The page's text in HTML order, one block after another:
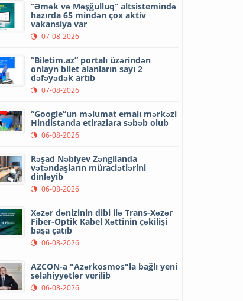
“Əmək və Məşğulluq” altsistemində
hazırda 65 mindən çox aktiv
vakansiya var
07-08-2026
“Biletim.az” portalı üzərindən
onlayn bilet alanların sayı 2
dəfəyədək artıb
07-08-2026
“Google”un məlumat emalı mərkəzi
Hindistanda etirazlara səbəb olub
06-08-2026
Rəşad Nəbiyev Zəngilanda
vətəndaşların müraciətlərini
dinləyib
06-08-2026
Xəzər dənizinin dibi ilə Trans-Xəzər
Fiber-Optik Kabel Xəttinin çəkilişi
başa çatıb
06-08-2026
AZCON-a "Azərkosmos"la bağlı yeni
səlahiyyətlər verilib
06-08-2026